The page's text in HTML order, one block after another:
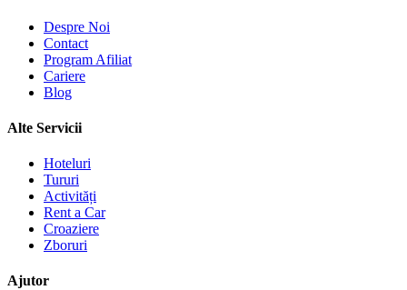
Despre Noi
Contact
Program Afiliat
Cariere
Blog
Alte Servicii
Hoteluri
Tururi
Activități
Rent a Car
Croaziere
Zboruri
Ajutor